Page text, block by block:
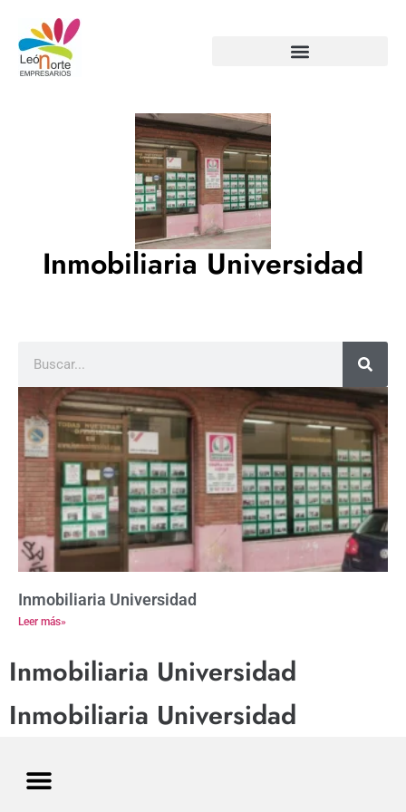
Inmobiliaria Universidad
Inmobiliaria Universidad
Leer más»
Inmobiliaria Universidad
Inmobiliaria Universidad